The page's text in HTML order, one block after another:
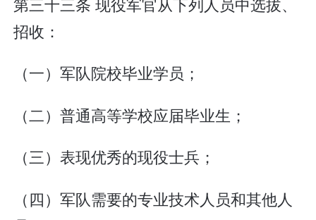
招收：
（一）军队院校毕业学员；
（二）普通高等学校应届毕业生；
（三）表现优秀的现役士兵；
（四）军队需要的专业技术人员和其他人